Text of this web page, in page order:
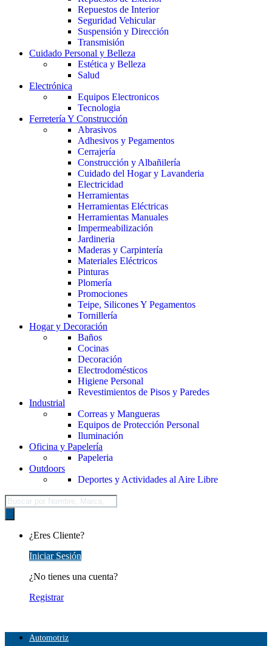
Repuestos de Interior
Seguridad Vehicular
Suspensión y Dirección
Transmisión
Cuidado Personal y Belleza
Estética y Belleza
Salud
Electrónica
Equipos Electronicos
Tecnologia
Ferretería Y Construcción
Abrasivos
Adhesivos y Pegamentos
Cerrajería
Construcción y Albañilería
Cuidado del Hogar y Lavanderia
Electricidad
Herramientas
Herramientas Eléctricas
Herramientas Manuales
Impermeabilización
Jardineria
Maderas y Carpintería
Materiales Eléctricos
Pinturas
Plomería
Promociones
Teipe, Silicones Y Pegamentos
Tornillería
Hogar y Decoración
Baños
Cocinas
Decoración
Electrodomésticos
Higiene Personal
Revestimientos de Pisos y Paredes
Industrial
Correas y Mangueras
Equipos de Protección Personal
Iluminación
Oficina y Papelería
Papeleria
Outdoors
Deportes y Actividades al Aire Libre
Búsqueda
de
productos
¿Eres Cliente?
Iniciar Sesión
¿No tienes una cuenta?
Registrar
Automotriz